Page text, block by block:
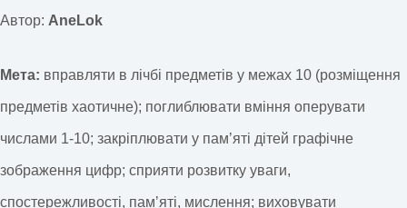
Автор: AneLok
Мета: вправляти в лічбі предметів у межах 10 (розміщення
предметів хаотичне); поглиблювати вміння оперувати
числами 1-10; закріплювати у памʼяті дітей графічне
зображення цифр; сприяти розвитку уваги,
спостережливості, памʼяті, мислення; виховувати